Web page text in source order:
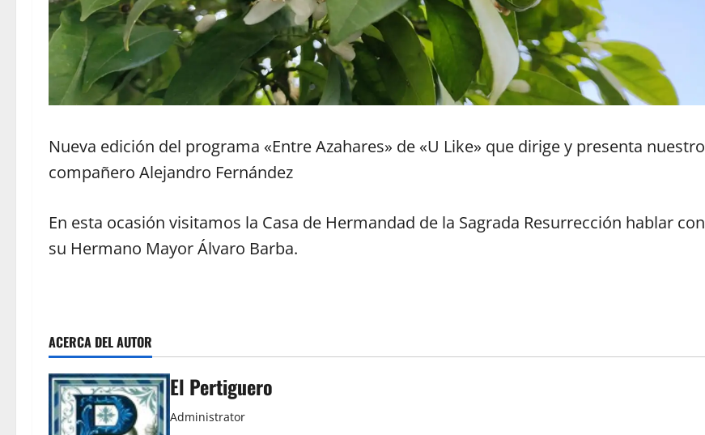
Nueva edición del programa «Entre Azahares» de «U Like» que dirige y presenta nuestro
compañero Alejandro Fernández
En esta ocasión visitamos la Casa de Hermandad de la Sagrada Resurrección hablar con
su Hermano Mayor Álvaro Barba.
ACERCA DEL AUTOR
El Pertiguero
Administrator